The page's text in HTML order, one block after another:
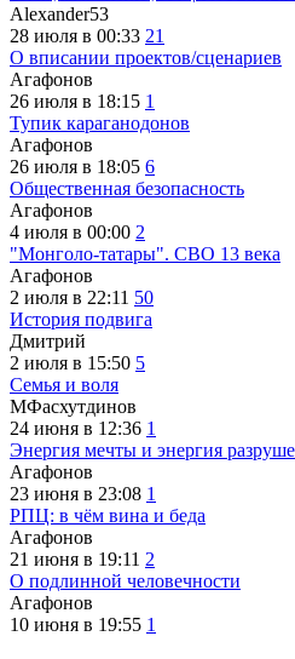
Alexander53
28 июля в 00:33 21
О вписании проектов/сценариев
Агафонов
26 июля в 18:15 1
Тупик караганодонов
Агафонов
26 июля в 18:05 6
Общественная безопасность
Агафонов
4 июля в 00:00 2
"Монголо-татары". СВО 13 века
Агафонов
2 июля в 22:11 50
История подвига
Дмитрий
2 июля в 15:50 5
Семья и воля
МФасхутдинов
24 июня в 12:36 1
Энергия мечты и энергия
Агафонов
23 июня в 23:08 1
РПЦ: в чём вина и беда
Агафонов
21 июня в 19:11 2
О подлинной человечности
Агафонов
10 июня в 19:55 1